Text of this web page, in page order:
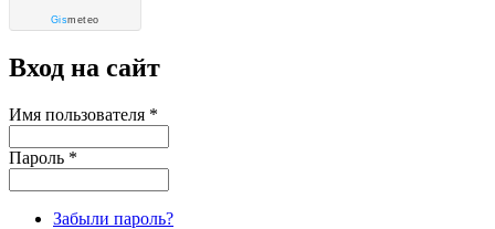
Gismeteo
Вход на сайт
Имя пользователя *
Пароль *
Забыли пароль?